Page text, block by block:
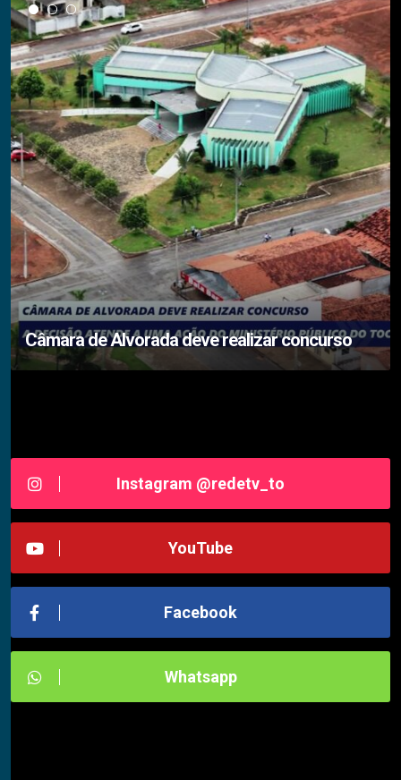
Câmara de Alvorada deve realizar concurso
Instagram @redetv_to
YouTube
Facebook
Whatsapp